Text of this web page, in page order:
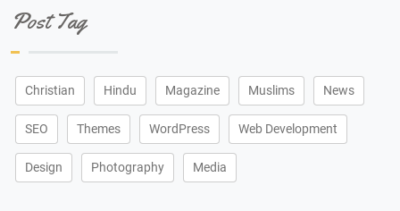
Post Tag
Christian Hindu Magazine Muslims News
SEO Themes WordPress Web Development
Design Photography Media